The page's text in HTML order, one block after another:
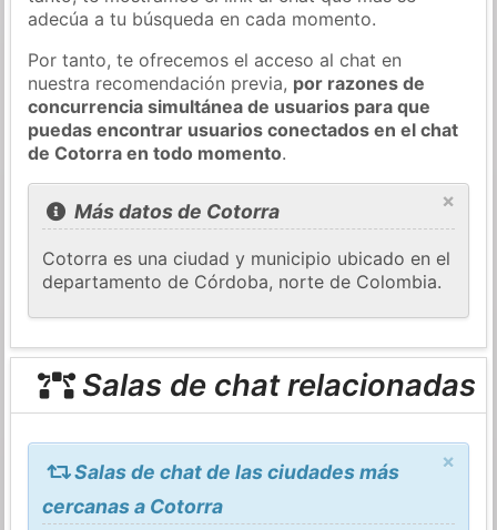
adecúa a tu búsqueda en cada momento.
Por tanto, te ofrecemos el acceso al chat en
nuestra recomendación previa, por razones de
concurrencia simultánea de usuarios para que
puedas encontrar usuarios conectados en el chat
de Cotorra en todo momento.
×
Más datos de Cotorra
Cotorra es una ciudad y municipio ubicado en el
departamento de Córdoba, norte de Colombia.
Salas de chat relacionadas
×
Salas de chat de las ciudades más
cercanas a Cotorra